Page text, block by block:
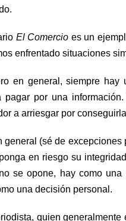
El Comercio es un
enfrentado situaciones
en general, siempre hay
por una
a arriesgar por
(sé de
en riesgo su
se opone, hay como
una decisión personal.
quien